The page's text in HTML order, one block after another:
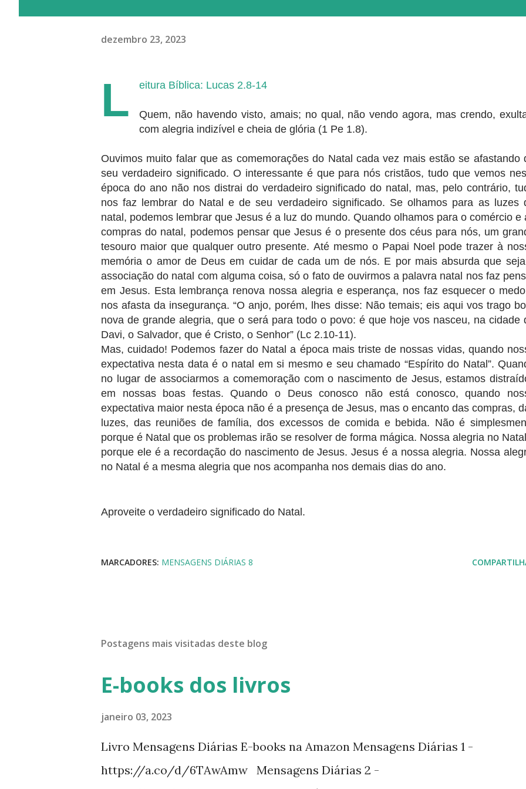
dezembro 23, 2023
L eitura Bíblica: Lucas 2.8-14
Quem, não havendo visto, amais; no qual, não vendo agora, mas crendo,
com alegria indizível e cheia de glória (1 Pe 1.8).
Ouvimos muito falar que as comemorações do Natal cada vez mais estão se afastando
seu verdadeiro significado. O interessante é que para nós cristãos, tudo que vemos
época do ano não nos distrai do verdadeiro significado do natal, mas, pelo contrário,
nos faz lembrar do Natal e de seu verdadeiro significado. Se olhamos para as luzes
natal, podemos lembrar que Jesus é a luz do mundo. Quando olhamos para o comércio e
compras do natal, podemos pensar que Jesus é o presente dos céus para nós, um
tesouro maior que qualquer outro presente. Até mesmo o Papai Noel pode trazer à
memória o amor de Deus em cuidar de cada um de nós. E por mais absurda que
associação do natal com alguma coisa, só o fato de ouvirmos a palavra natal nos faz
em Jesus. Esta lembrança renova nossa alegria e esperança, nos faz esquecer o
nos afasta da insegurança. “O anjo, porém, lhes disse: Não temais; eis aqui vos trago
nova de grande alegria, que o será para todo o povo: é que hoje vos nasceu, na cidade
Davi, o Salvador, que é Cristo, o Senhor” (Lc 2.10-11).
Mas, cuidado! Podemos fazer do Natal a época mais triste de nossas vidas, quando
expectativa nesta data é o natal em si mesmo e seu chamado “Espírito do Natal”.
no lugar de associarmos a comemoração com o nascimento de Jesus, estamos
em nossas boas festas. Quando o Deus conosco não está conosco, quando
expectativa maior nesta época não é a presença de Jesus, mas o encanto das compras,
luzes, das reuniões de família, dos excessos de comida e bebida. Não é
porque é Natal que os problemas irão se resolver de forma mágica. Nossa alegria no
porque ele é a recordação do nascimento de Jesus. Jesus é a nossa alegria. Nossa
no Natal é a mesma alegria que nos acompanha nos demais dias do ano.
Aproveite o verdadeiro significado do Natal.
MARCADORES: MENSAGENS DIÁRIAS 8
Postagens mais visitadas deste blog
E-books dos livros
janeiro 03, 2023
Livro Mensagens Diárias E-books na Amazon Mensagens Diárias 1 -
https://a.co/d/6TAwAmw Mensagens Diárias 2 -